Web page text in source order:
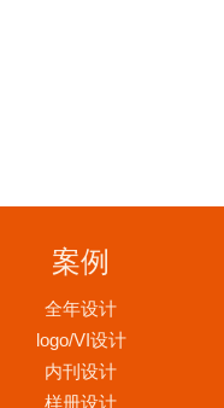
案例
全年设计
logo/VI设计
内刊设计
样册设计